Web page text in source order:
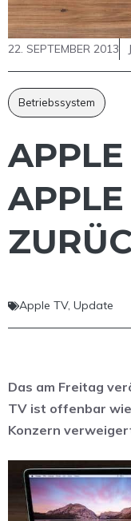
22. SEPTEMBER 2013
Betriebssystem
Apple TV, Update
Das am Freitag
TV ist offenbar
Konzern